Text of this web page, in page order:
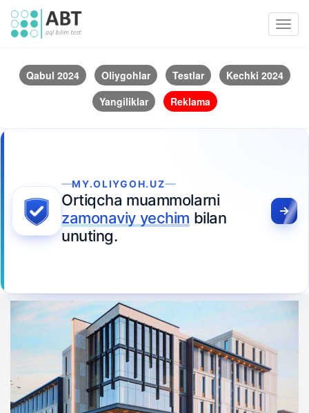
Qabul 2024 Oliygohlar Testlar
Kechki 2024
Yangiliklar
Reklama
MY.OLIYGOH.UZ
Ortiqcha muammolarni
zamonaviy yechim bilan
unuting.